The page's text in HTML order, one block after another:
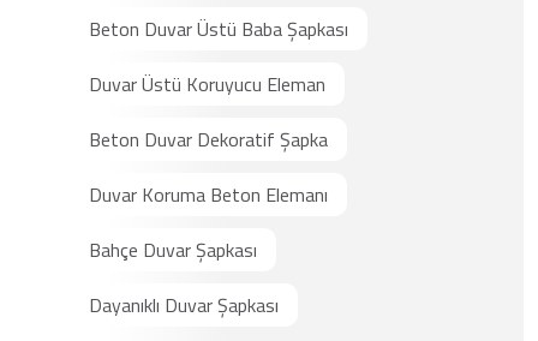
Beton Duvar Üstü Baba Şapkası
Duvar Üstü Koruyucu Eleman
Beton Duvar Dekoratif Şapka
Duvar Koruma Beton Elemanı
Bahçe Duvar Şapkası
Dayanıklı Duvar Şapkası